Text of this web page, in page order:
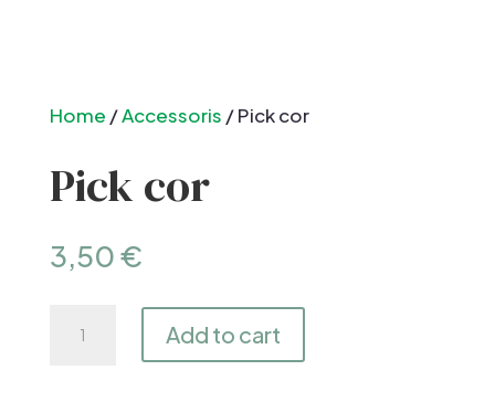
Home /Accessoris / Pick cor
Pick cor
3,50€
Add to cart